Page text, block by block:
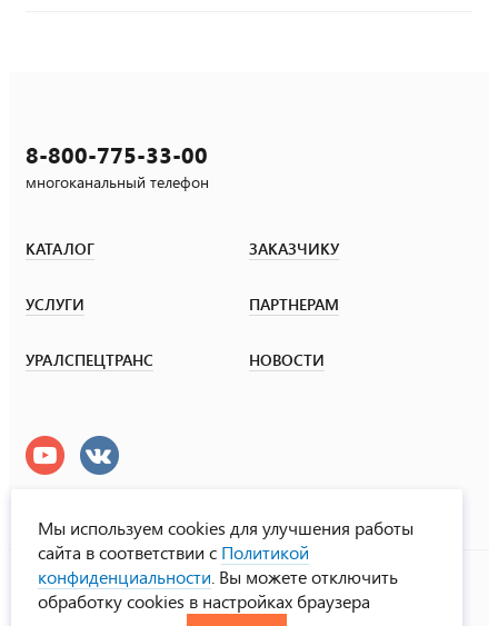
8-800-775-33-00
многоканальный телефон
КАТАЛОГ ЗАКАЗЧИКУ
УСЛУГИ ПАРТНЕРАМ
УРАЛСПЕЦТРАНС НОВОСТИ
УралСпецТранс
© ООО «Урал СТ», 2000-2026
Политика конфиденциальности
Мы используем cookies для улучшения работы
сайта в соответствии с Политикой
конфиденциальности . Вы можете отключить
обработку cookies в настройках браузера